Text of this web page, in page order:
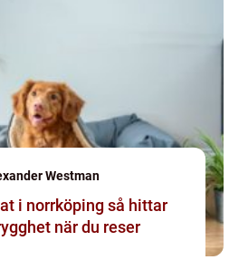
Westman
så hittar
när du reser